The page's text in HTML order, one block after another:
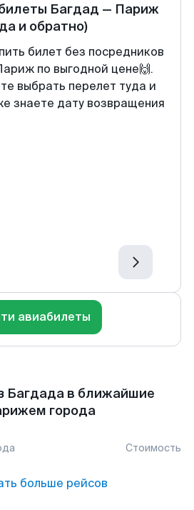
Багдад — Париж
и обратно)
билет без посредников
по выгодной цене🙌.
выбрать перелет туда и
знаете дату возвращения
авиабилеты
Багдада в ближайшие
города
Стоимость
больше рейсов